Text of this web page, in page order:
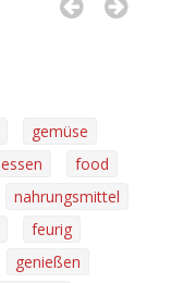
gemüse
essen
food
nahrungsmittel
feurig
genießen